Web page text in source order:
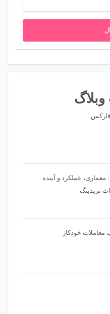
معماری، عملکرد و آینده
تریدینگ
خودکار